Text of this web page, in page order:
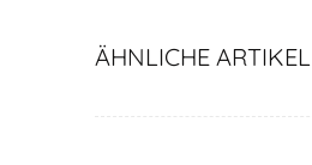
ÄHNLICHE ARTIKEL